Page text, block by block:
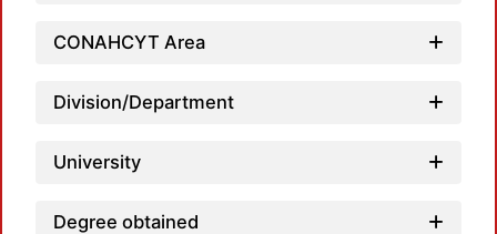
CONAHCYT Area
Division/Department
University
Degree obtained